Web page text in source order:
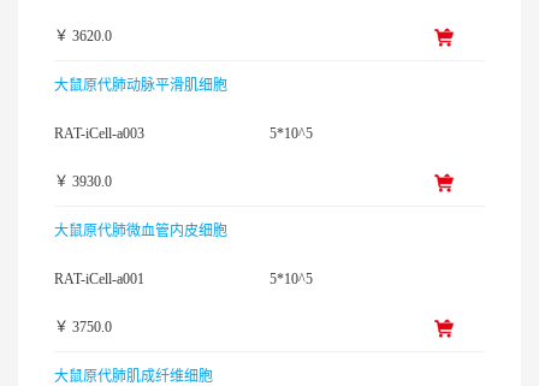
￥ 3620.0
大鼠原代肺动脉平滑肌细胞
RAT-iCell-a003 5*10^5
￥ 3930.0
大鼠原代肺微血管内皮细胞
RAT-iCell-a001 5*10^5
￥ 3750.0
大鼠原代肺肌成纤维细胞